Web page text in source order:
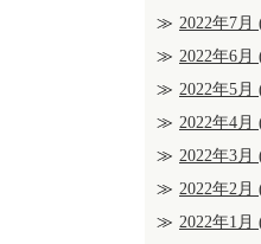
2022年7月
2022年6月
2022年5月
2022年4月
2022年3月
2022年2月
2022年1月